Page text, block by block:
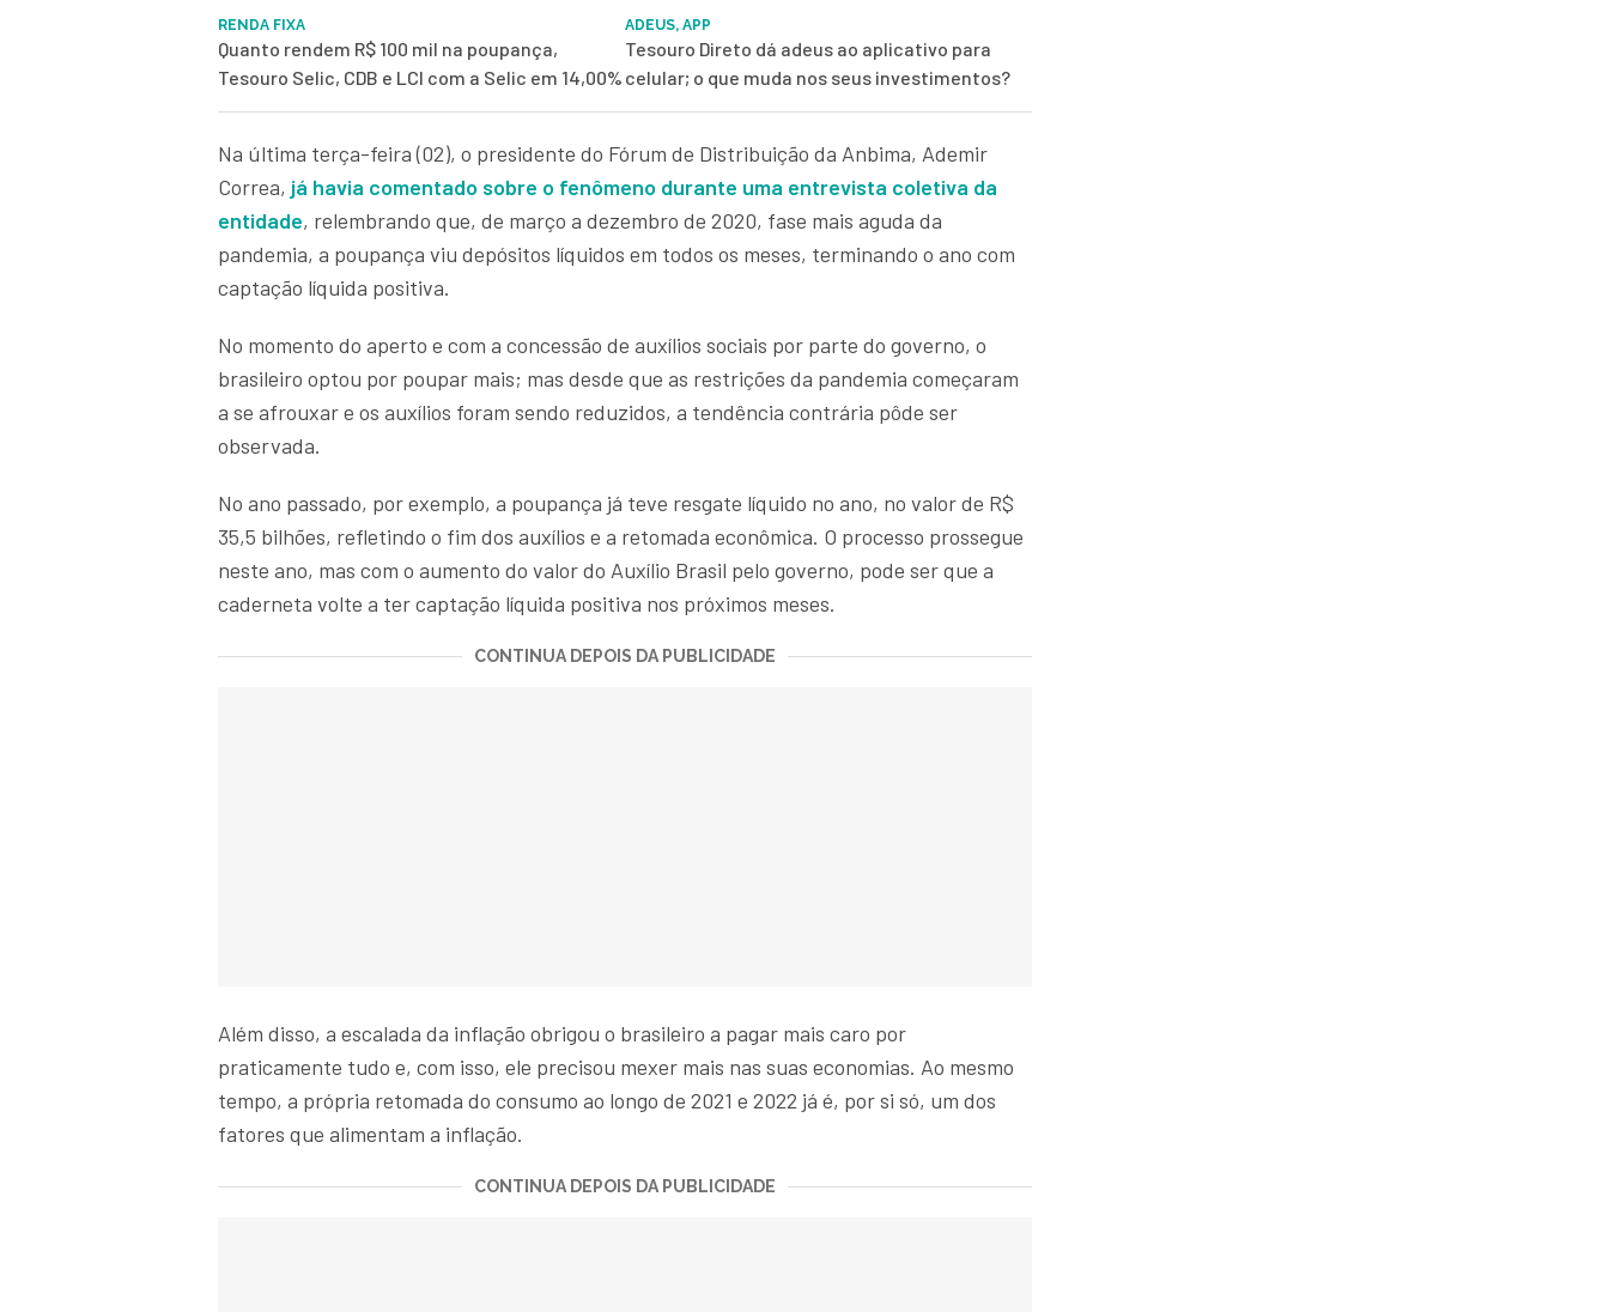
RENDA FIXA
Quanto rendem R$ 100 mil na poupança,
Tesouro Selic, CDB e LCI com a Selic em 14,00%
ADEUS, APP
Tesouro Direto dá adeus ao aplicativo para
celular; o que muda nos seus investimentos?
Na última terça-feira (02), o presidente do Fórum de Distribuição da Anbima, Ademir
Correa, já havia comentado sobre o fenômeno durante uma entrevista coletiva da
entidade, relembrando que, de março a dezembro de 2020, fase mais aguda da
pandemia, a poupança viu depósitos líquidos em todos os meses, terminando o ano com
captação líquida positiva.
No momento do aperto e com a concessão de auxílios sociais por parte do governo, o
brasileiro optou por poupar mais; mas desde que as restrições da pandemia começaram
a se afrouxar e os auxílios foram sendo reduzidos, a tendência contrária pôde ser
observada.
No ano passado, por exemplo, a poupança já teve resgate líquido no ano, no valor de R$
35,5 bilhões, refletindo o fim dos auxílios e a retomada econômica. O processo prossegue
neste ano, mas com o aumento do valor do Auxílio Brasil pelo governo, pode ser que a
caderneta volte a ter captação líquida positiva nos próximos meses.
CONTINUA DEPOIS DA PUBLICIDADE
Além disso, a escalada da inflação obrigou o brasileiro a pagar mais caro por
praticamente tudo e, com isso, ele precisou mexer mais nas suas economias. Ao mesmo
tempo, a própria retomada do consumo ao longo de 2021 e 2022 já é, por si só, um dos
fatores que alimentam a inflação.
CONTINUA DEPOIS DA PUBLICIDADE